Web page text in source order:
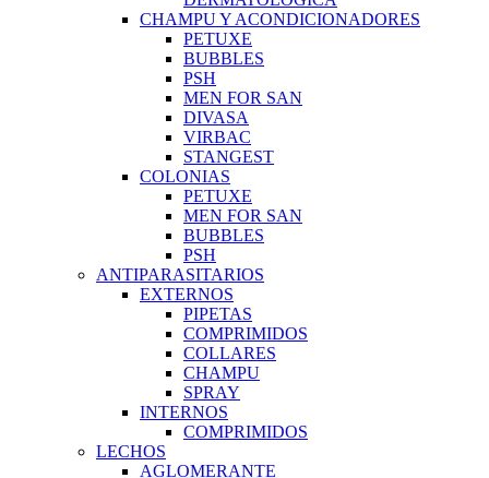
CHAMPU Y ACONDICIONADORES
PETUXE
BUBBLES
PSH
MEN FOR SAN
DIVASA
VIRBAC
STANGEST
COLONIAS
PETUXE
MEN FOR SAN
BUBBLES
PSH
ANTIPARASITARIOS
EXTERNOS
PIPETAS
COMPRIMIDOS
COLLARES
CHAMPU
SPRAY
INTERNOS
COMPRIMIDOS
LECHOS
AGLOMERANTE